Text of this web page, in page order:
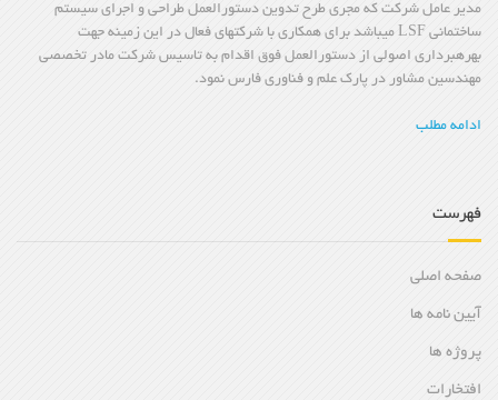
مدیر عامل شرکت که مجری طرح تدوین دستورالعمل طراحی و اجرای سیستم
ساختمانی LSF میباشد برای همکاری با شرکتهای فعال در این زمینه جهت
بهرهبرداری اصولی از دستورالعمل فوق اقدام به تاسیس شرکت مادر تخصصی
مهندسین مشاور در پارک علم و فناوری فارس نمود.
ادامه مطلب
فهرست
صفحه اصلی
آیین نامه ها
پروژه ها
افتخارات